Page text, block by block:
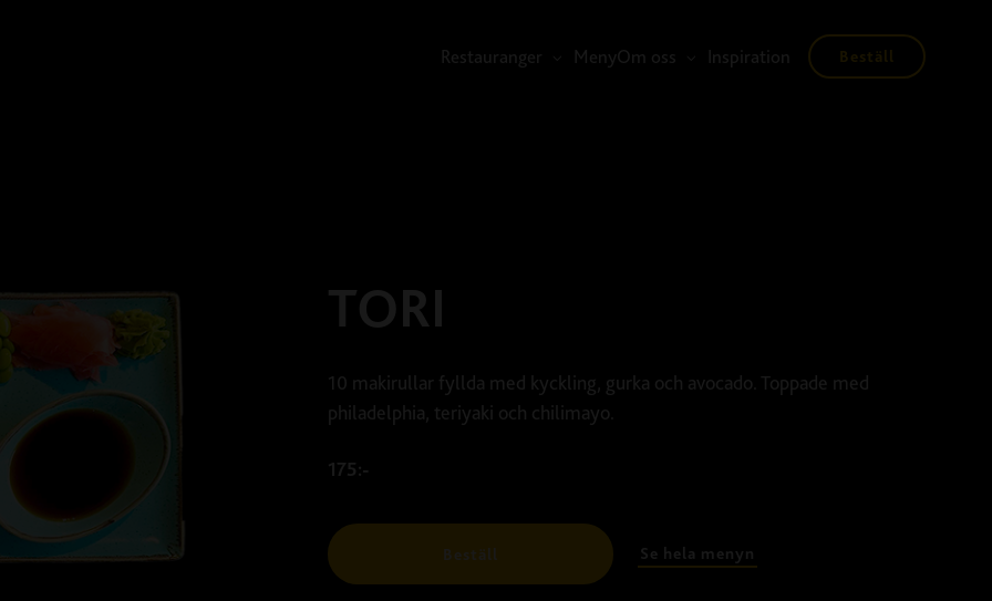
Restauranger MenyOm oss Inspiration Beställ
TORI
10 makirullar fyllda med kyckling, gurka och avocado. Toppade med
philadelphia, teriyaki och chilimayo.
175:-
Beställ Se hela menyn